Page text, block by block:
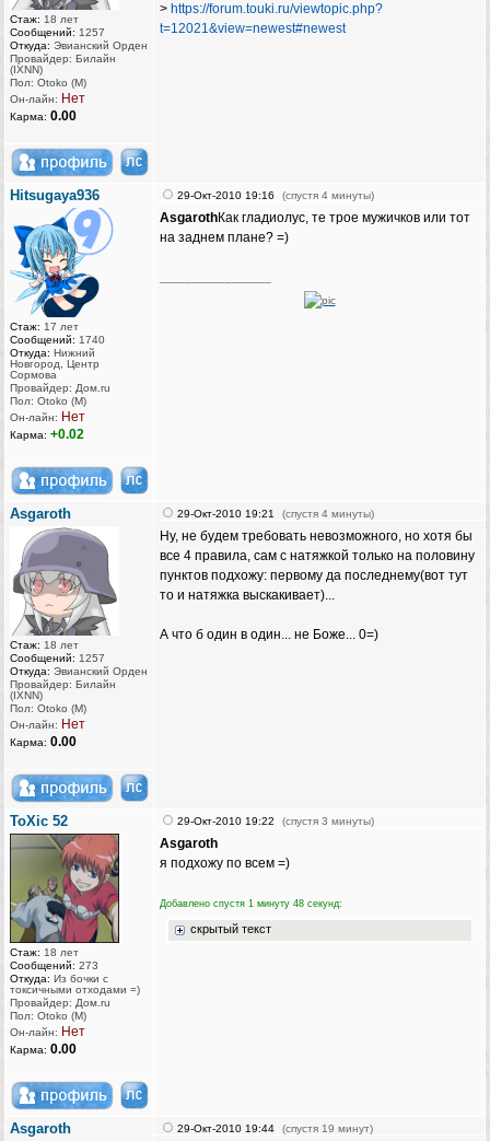
Стаж: 18 лет
Сообщений: 1257
Откуда: Эвианский Орден
Провайдер: Билайн
(IXNN)
Пол: Otoko (M)
Он-лайн: Нет
Карма: 0.00
> https://forum.touki.ru/viewtopic.php?
t=12021&view=newest#newest
Hitsugaya936
Стаж: 17 лет
Сообщений: 1740
Откуда: Нижний
Новгород, Центр
Сормова
Провайдер: Дом.ru
Пол: Otoko (M)
Он-лайн: Нет
Карма: +0.02
29-Окт-2010 19:16 (спустя 4 минуты)
AsgarothКак гладиолус, те трое мужичков или тот
на заднем плане? =)
Asgaroth
Стаж: 18 лет
Сообщений: 1257
Откуда: Эвианский Орден
Провайдер: Билайн
(IXNN)
Пол: Otoko (M)
Он-лайн: Нет
Карма: 0.00
29-Окт-2010 19:21 (спустя 4 минуты)
Ну, не будем требовать невозможного, но хотя бы
все 4 правила, сам с натяжкой только на половину
пунктов подхожу: первому да последнему(вот тут
то и натяжка выскакивает)...
А что б один в один... не Боже... 0=)
ToXic 52
Стаж: 18 лет
Сообщений: 273
Откуда: Из бочки с
токсичными отходами =)
Провайдер: Дом.ru
Пол: Otoko (M)
Он-лайн: Нет
Карма: 0.00
29-Окт-2010 19:22 (спустя 3 минуты)
Asgaroth
я подхожу по всем =)
Добавлено спустя 1 минуту 48 секунд:
скрытый текст
Asgaroth 29-Окт-2010 19:44 (спустя 19 минут)